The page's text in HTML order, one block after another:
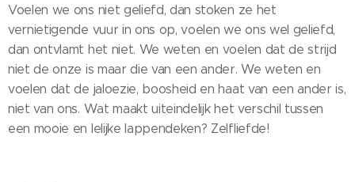
Voelen we ons niet geliefd, dan stoken ze het
vernietigende vuur in ons op, voelen we ons wel geliefd,
dan ontvlamt het niet. We weten en voelen dat de strijd
niet de onze is maar die van een ander. We weten en
voelen dat de jaloezie, boosheid en haat van een ander is,
niet van ons. Wat maakt uiteindelijk het verschil tussen
een mooie en lelijke lappendeken? Zelfliefde!